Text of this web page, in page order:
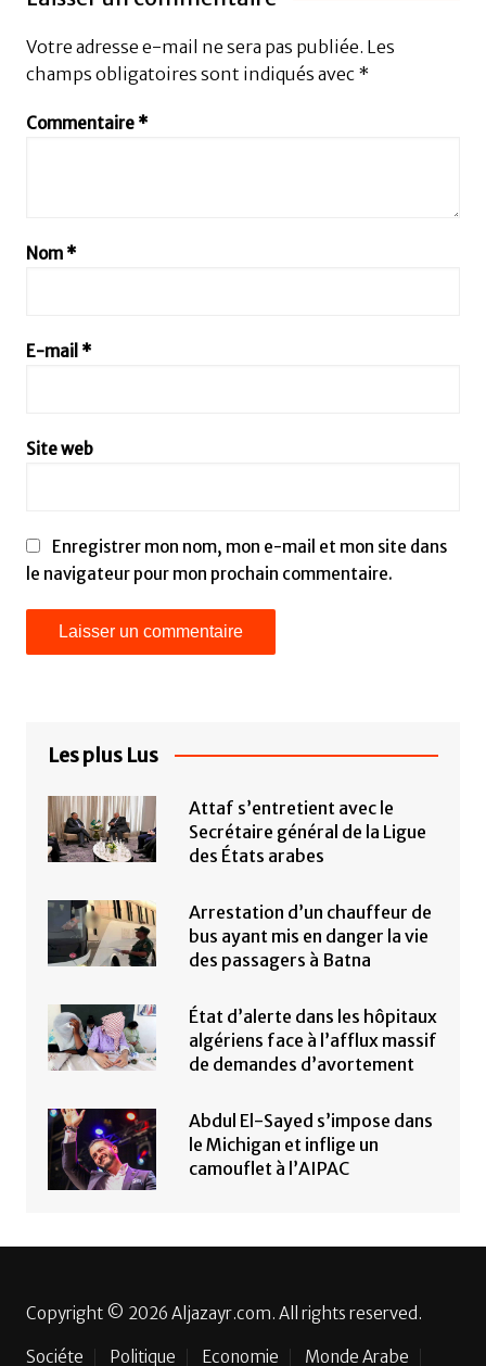
Votre adresse e-mail ne sera pas publiée. Les
champs obligatoires sont indiqués avec *
Commentaire *
Nom *
E-mail *
Site web
Enregistrer mon nom, mon e-mail et mon site dans
le navigateur pour mon prochain commentaire.
Les plus Lus
Attaf s’entretient avec le
Secrétaire général de la Ligue
des États arabes
Arrestation d’un chauffeur de
bus ayant mis en danger la vie
des passagers à Batna
État d’alerte dans les hôpitaux
algériens face à l’afflux massif
de demandes d’avortement
Abdul El-Sayed s’impose dans
le Michigan et inflige un
camouflet à l’AIPAC
Copyright © 2026 Aljazayr.com. All rights reserved.
Sociéte Politique Economie Monde Arabe